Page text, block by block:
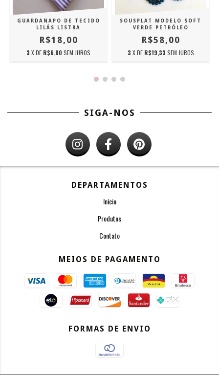
GUARDANAPO DE TECIDO
LILÁS LISTRA
R$18,00
3 X DE R$6,00 SEM JUROS
SOUSPLAT MODELO SOFT
VERDE PETRÓLEO
R$58,00
3 X DE R$19,33 SEM JUROS
SIGA-NOS
DEPARTAMENTOS
Início
Produtos
Contato
MEIOS DE PAGAMENTO
FORMAS DE ENVIO